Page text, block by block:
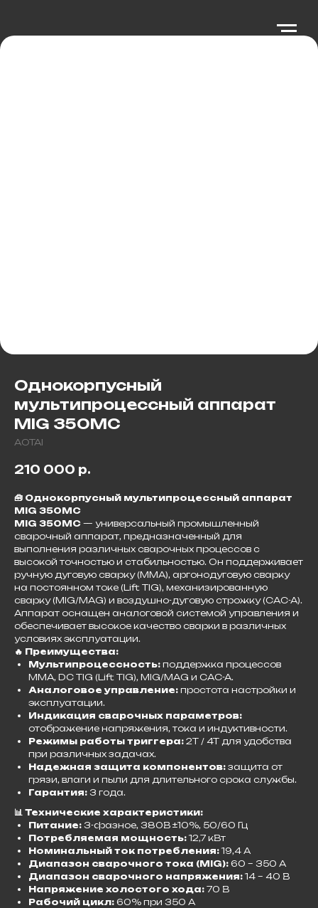
Однокорпусный
мультипроцессный аппарат
MIG 350MС
AOTAI
210 000 р.
🧰 Однокорпусный мультипроцессный аппарат
MIG 350MC
MIG 350MC — универсальный промышленный
сварочный аппарат, предназначенный для
выполнения различных сварочных процессов с
высокой точностью и стабильностью. Он поддерживает
ручную дуговую сварку (MMA), аргонодуговую сварку
на постоянном токе (Lift TIG), механизированную
сварку (MIG/MAG) и воздушно-дуговую строжку (CAC-A).
Аппарат оснащен аналоговой системой управления и
обеспечивает высокое качество сварки в различных
условиях эксплуатации.​
🔥 Преимущества:
Мультипроцессность: поддержка процессов
MMA, DC TIG (Lift TIG), MIG/MAG и CAC-A.
Аналоговое управление: простота настройки и
эксплуатации.
Индикация сварочных параметров:
отображение напряжения, тока и индуктивности.
Режимы работы триггера: 2T / 4T для удобства
при различных задачах.
Надежная защита компонентов: защита от
грязи, влаги и пыли для длительного срока службы.
Гарантия: 3 года.​
📊 Технические характеристики:
Питание: 3-фазное, 380В ±10%, 50/60 Гц
Потребляемая мощность: 12,7 кВт
Номинальный ток потребления: 19,4 А
Диапазон сварочного тока (MIG): 60 – 350 А
Диапазон сварочного напряжения: 14 – 40 В
Напряжение холостого хода: 70 В
Рабочий цикл: 60% при 350 А